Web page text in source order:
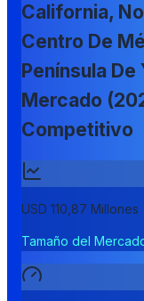
California,
Centro De
Península
Mercado
Competitivo
USD 110,87 Millones
Tamaño del